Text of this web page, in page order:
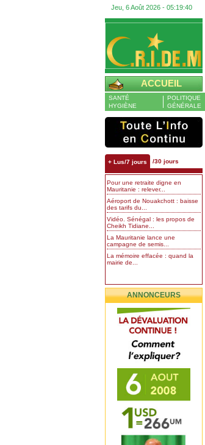
Jeu, 6 Août 2026 - 05:19:41
ACCUEIL
SANTÉ
HYGIÈNE
POLITIQUE
GÉNÉRALE
+ Lus/7 jours /30 jours
Pour une retraite digne en
Mauritanie : relever...
Aéroport de Nouakchott : baisse
des tarifs du...
Vidéo. Sénégal : les propos de
Cheikh Tidiane...
La Mauritanie lance une
campagne de semis...
La mémoire effacée : quand la
mairie de...
ANNONCEURS